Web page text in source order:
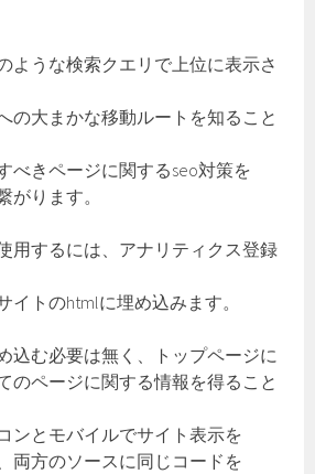
ような検索クエリで上位に表示さ
の大まかな移動ルートを知ること
べきページに関するseo対策を
がります。
用するには、アナリティクス登録
イトのhtmlに埋め込みます。
込む必要は無く、トップページに
のページに関する情報を得ること
ンとモバイルでサイト表示を
両方のソースに同じコードを